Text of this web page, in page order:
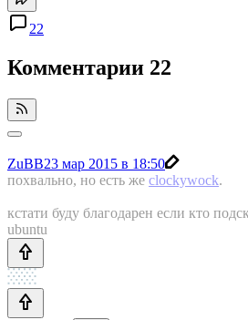
22
Комментарии 22
ZuBB23 мар 2015 в 18:50
похвально, но есть же clockywock.
кстати буду благодарен если кто
ubuntu